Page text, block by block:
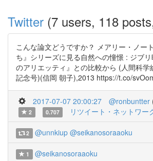
Twitter (7 users, 118
こんな論文どうですか？ メアリー・ノー
ち』シリーズに見る自然への憧憬 : ジブ
のアリエッティ』との比較から (人間科学
記念号)(信岡 朝子),2013 https://t.co/
2017-07-07 20:00:27 @ronbuntter
2
0.707 リツイート・ネットワー
2 @unnkiup @seikanosoraaoku
1 @seikanosoraaoku